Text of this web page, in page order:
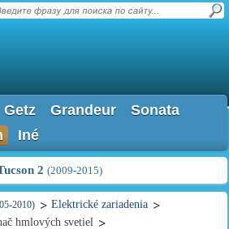
Getz Grandeur
Sonata
Iné
2 (2009-2015)
2010)
Elektrické zariadenia
hmlových svetiel